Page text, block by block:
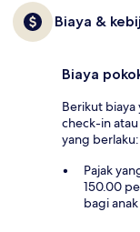
Biaya &
Biaya
Berikut biaya
check-in
yang berlaku:
Pajak
150.00
bagi